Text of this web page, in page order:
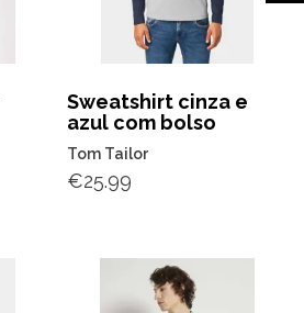
Sweatshirt cinza e
azul com bolso
Tom Tailor
€25.99